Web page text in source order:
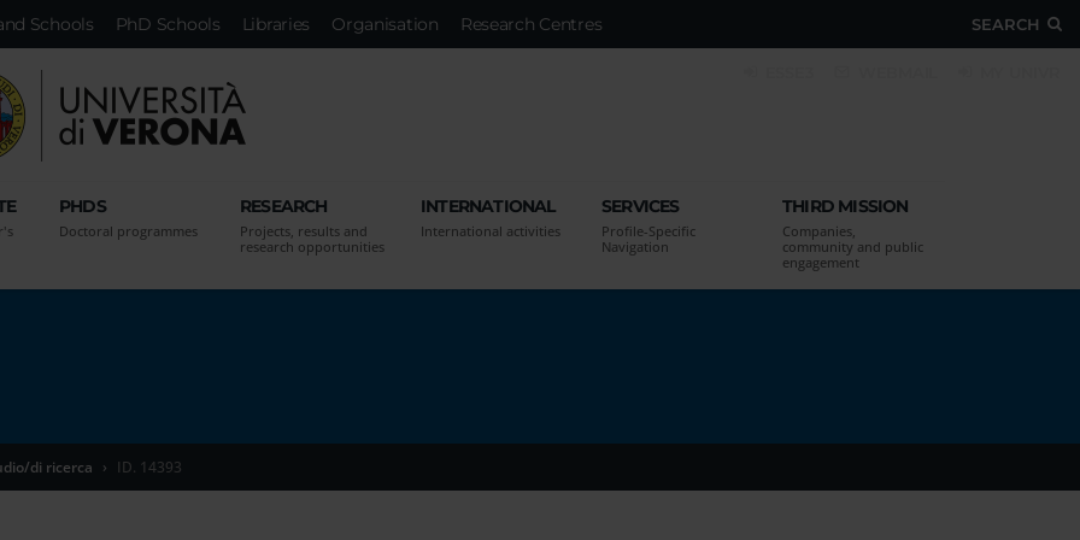
SEARCH
Schools PhD Schools Libraries Organisation Research Centres
PHDS
Doctoral programmes
RESEARCH
Projects, results and
research opportunities
INTERNATIONAL
International activities
SERVICES
Profile-Specific
Navigation
THIRD MISSION
Companies,
community and public
engagement
di ricerca ID. 14393